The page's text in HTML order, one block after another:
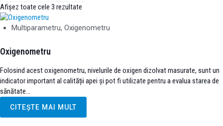
p
ă
:
Afișez toate cele 3 rezultate
Multiparametru, Oxigenometru
Oxigenometru
Folosind acest oxigenometru, nivelurile de oxigen dizolvat masurate, sunt un
indicator important al calității apei și pot fi utilizate pentru a evalua starea de
sănătate...
CITEȘTE MAI MULT